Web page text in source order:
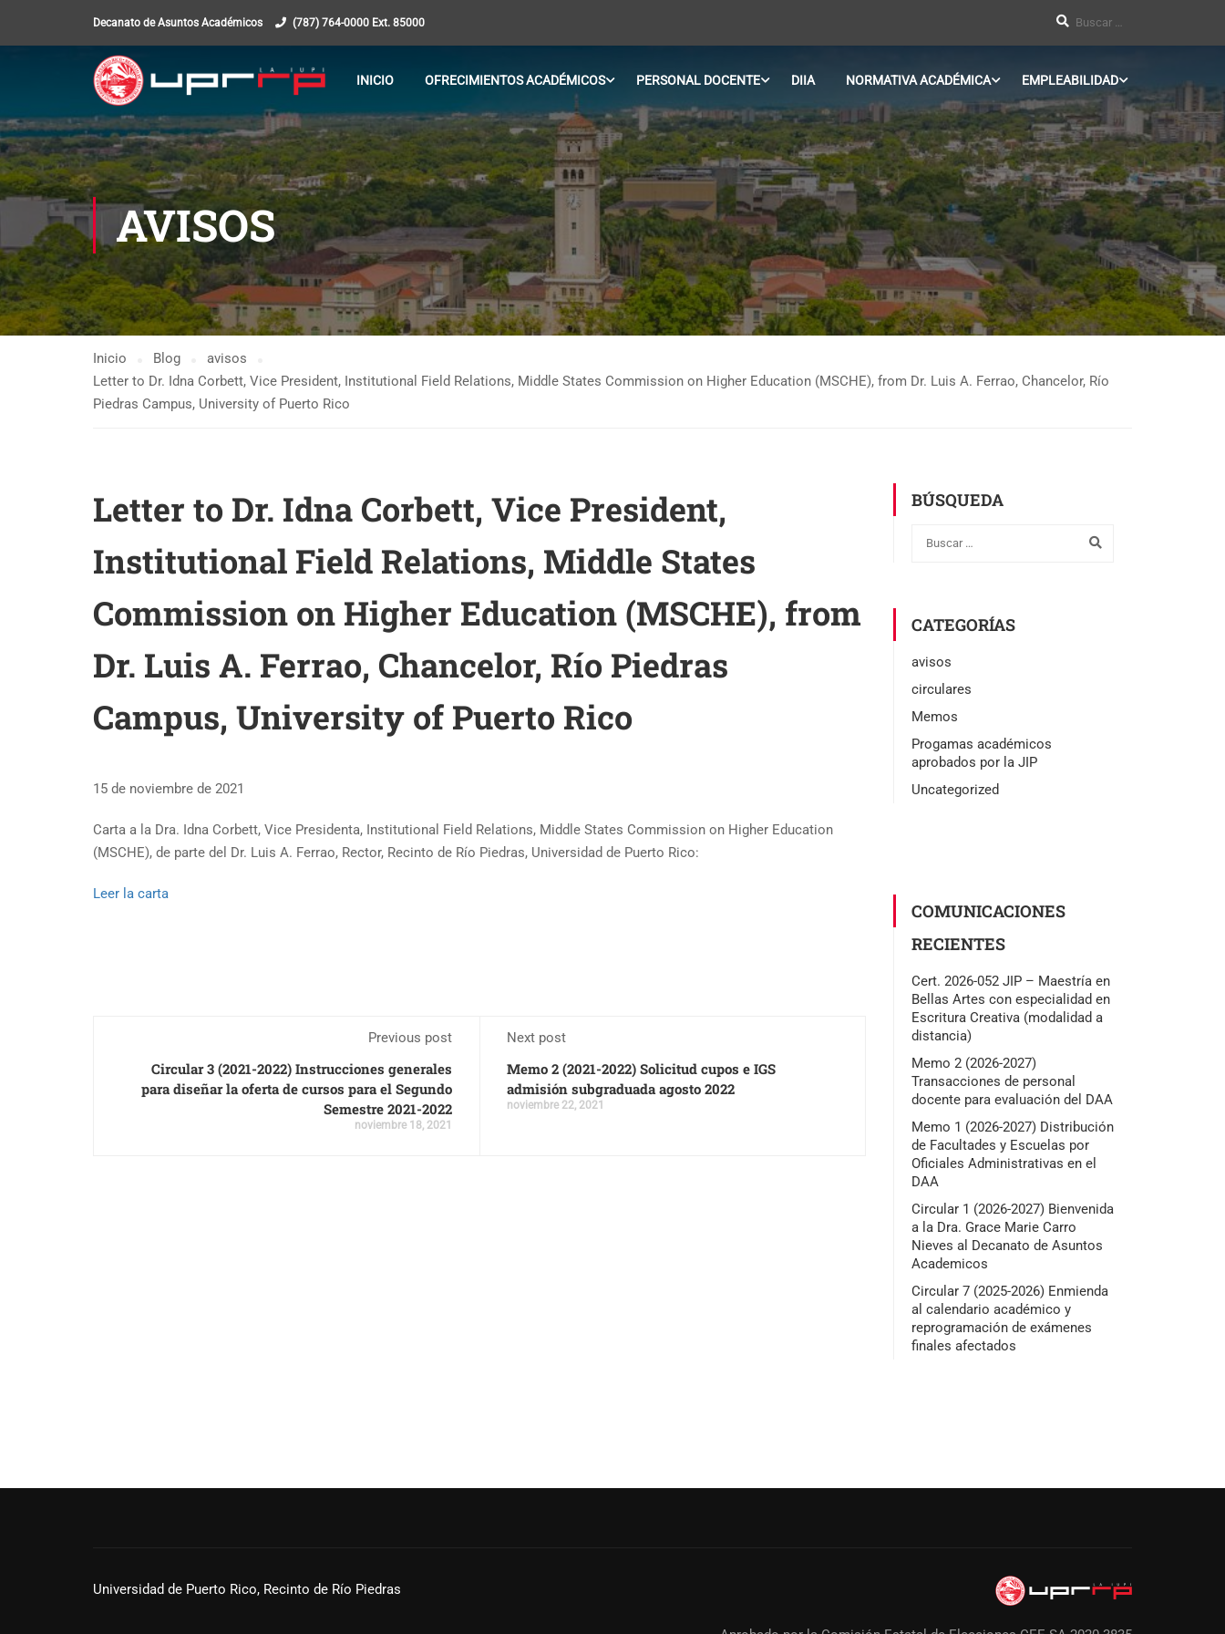
Decanato de Asuntos Académicos (787) 764-0000 Ext. 85000
INICIO OFRECIMIENTOS ACADÉMICOS PERSONAL DOCENTE DIIA NORMATIVA ACADÉMICA EMPLEABILIDAD
AVISOS
Inicio Blog
avisos
Letter to Dr. Idna Corbett, Vice President, Institutional Field Relations, Middle States Commission on Higher Education (MSCHE), from Dr. Luis A. Ferrao, Chancelor, Río
Piedras Campus, University of Puerto Rico
Letter to Dr. Idna Corbett, Vice President,
Institutional Field Relations, Middle States
Commission on Higher Education (MSCHE), from
Dr. Luis A. Ferrao, Chancelor, Río Piedras
Campus, University of Puerto Rico
15 de noviembre de 2021
Carta a la Dra. Idna Corbett, Vice Presidenta, Institutional Field Relations, Middle States Commission on Higher Education
(MSCHE), de parte del Dr. Luis A. Ferrao, Rector, Recinto de Río Piedras, Universidad de Puerto Rico:
Leer la carta
Previous post
Circular 3 (2021-2022) Instrucciones generales
para diseñar la oferta de cursos para el Segundo
Semestre 2021-2022
noviembre 18, 2021
Next post
Memo 2 (2021-2022) Solicitud cupos e IGS
admisión subgraduada agosto 2022
noviembre 22, 2021
BÚSQUEDA
CATEGORÍAS
avisos
circulares
Memos
Progamas académicos
aprobados por la JIP
Uncategorized
COMUNICACIONES
RECIENTES
Cert. 2026-052 JIP – Maestría en
Bellas Artes con especialidad en
Escritura Creativa (modalidad a
distancia)
Memo 2 (2026-2027)
Transacciones de personal
docente para evaluación del DAA
Memo 1 (2026-2027) Distribución
de Facultades y Escuelas por
Oficiales Administrativas en el
DAA
Circular 1 (2026-2027) Bienvenida
a la Dra. Grace Marie Carro
Nieves al Decanato de Asuntos
Academicos
Circular 7 (2025-2026) Enmienda
al calendario académico y
reprogramación de exámenes
finales afectados
Universidad de Puerto Rico, Recinto de Río Piedras